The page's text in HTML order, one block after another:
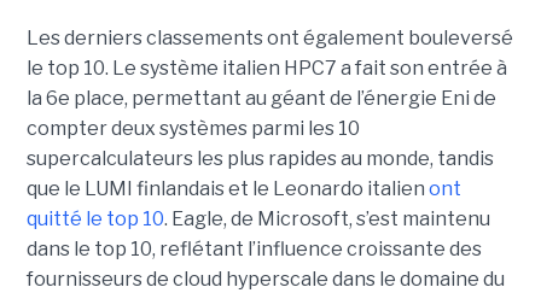
Les derniers classements ont également bouleversé
le top 10. Le système italien HPC7 a fait son entrée à
la 6e place, permettant au géant de l’énergie Eni de
compter deux systèmes parmi les 10
supercalculateurs les plus rapides au monde, tandis
que le LUMI finlandais et le Leonardo italien ont
quitté le top 10. Eagle, de Microsoft, s’est maintenu
dans le top 10, reflétant l’influence croissante des
fournisseurs de cloud hyperscale dans le domaine du